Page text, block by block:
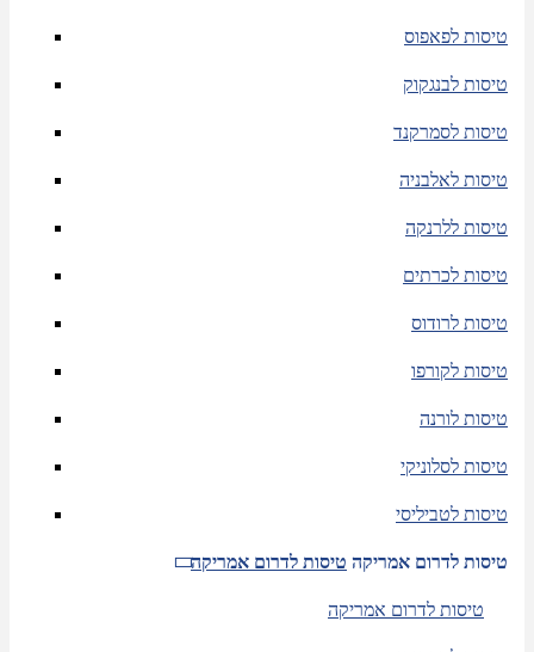
טיסות לפאפוס
טיסות לבנגקוק
טיסות לסמרקנד
טיסות לאלבניה
טיסות ללרנקה
טיסות לכרתים
טיסות לרודוס
טיסות לקורפו
טיסות לורנה
טיסות לסלוניקי
טיסות לטביליסי
טיסות לדרום אמריקה טיסות לדרום אמריקה
טיסות לדרום אמריקה